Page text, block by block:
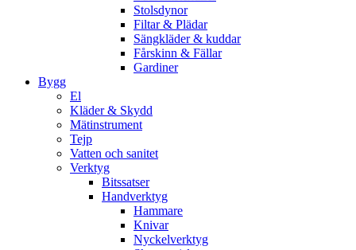
Stolsdynor
Filtar & Plädar
Sängkläder & kuddar
Fårskinn & Fällar
Gardiner
Bygg
El
Kläder & Skydd
Mätinstrument
Tejp
Vatten och sanitet
Verktyg
Bitssatser
Handverktyg
Hammare
Knivar
Nyckelverktyg